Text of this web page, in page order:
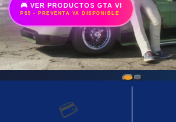
🎮 VER PRODUCTOS GTA VI
PS5 • PREVENTA YA DISPONIBLE
💳